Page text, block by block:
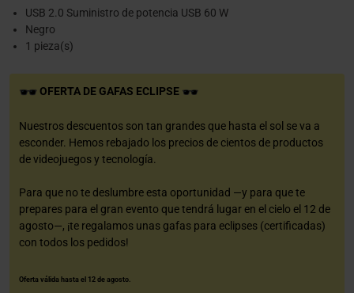
USB 2.0 Suministro de potencia USB 60 W
Negro
1 pieza(s)
OFERTA DE GAFAS ECLIPSE
Nuestros descuentos son tan grandes que hasta el sol se va a
esconder. Hemos rebajado los precios de cientos de productos
de videojuegos y tecnología.
Para que no te deslumbre esta oportunidad —y para que te
prepares para el gran evento que tendrá lugar en el cielo el 12 de
agosto—, ¡te regalamos unas gafas para eclipses (certificadas)
con todos los pedidos!
Oferta válida hasta el 12 de agosto.